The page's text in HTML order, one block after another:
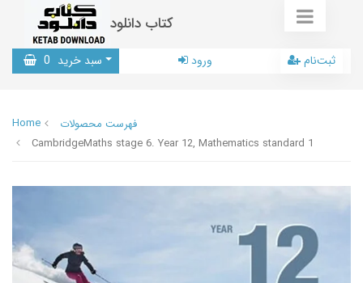
کتاب دانلود
سبد خرید 0 ورود ثبت‌نام
Home
فهرست محصولات
CambridgeMaths stage 6. Year 12, Mathematics standard 1